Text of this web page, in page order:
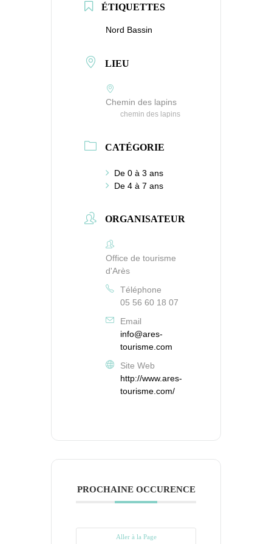
ÉTIQUETTES
Nord Bassin
LIEU
Chemin des lapins
chemin des lapins
CATÉGORIE
De 0 à 3 ans
De 4 à 7 ans
ORGANISATEUR
Office de tourisme
d'Arès
Téléphone
05 56 60 18 07
Email
info@ares-
tourisme.com
Site Web
http://www.ares-
tourisme.com/
PROCHAINE OCCURENCE
Aller à la Page